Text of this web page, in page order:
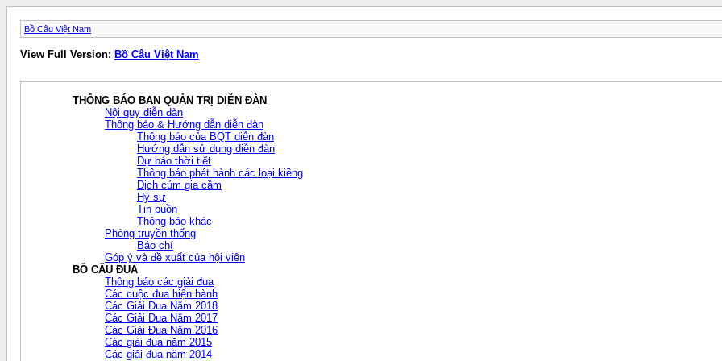
Bồ Câu Việt Nam
View Full Version: Bồ Câu Việt Nam
THÔNG BÁO BAN QUẢN TRỊ DIỄN ĐÀN
Nội quy diễn đàn
Thông báo & Hướng dẫn diễn đàn
Thông báo của BQT diễn đàn
Hướng dẫn sử dụng diễn đàn
Dự báo thời tiết
Thông báo phát hành các loại kiềng
Dịch cúm gia cầm
Hỷ sự
Tin buồn
Thông báo khác
Phòng truyền thống
Báo chí
Góp ý và đề xuất của hội viên
BỒ CÂU ĐUA
Thông báo các giải đua
Các cuộc đua hiện hành
Các Giải Đua Năm 2018
Các Giải Đua Năm 2017
Các Giải Đua Năm 2016
Các giải đua năm 2015
Các giải đua năm 2014